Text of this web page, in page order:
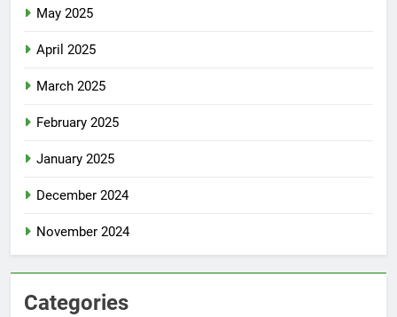
May 2025
April 2025
March 2025
February 2025
January 2025
December 2024
November 2024
Categories